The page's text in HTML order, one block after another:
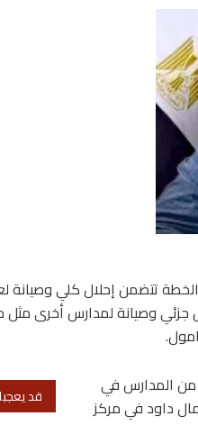
الخطة تتضمن إحلال كلي
جزئي وصيانة لمدارس أخرى
قد
من المدارس في
داود في مركز